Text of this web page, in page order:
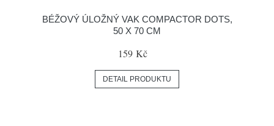
BÉŽOVÝ ÚLOŽNÝ VAK COMPACTOR DOTS,
50 X 70 CM
159 Kč
DETAIL PRODUKTU